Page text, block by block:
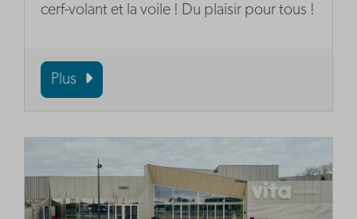
cerf-volant et la voile ! Du plaisir pour tous !
Plus